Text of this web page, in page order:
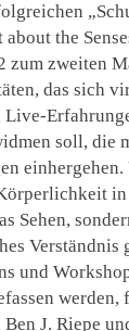
the
zum zweiten
das sich
soll, die
Sehen,
und
J. Riepe